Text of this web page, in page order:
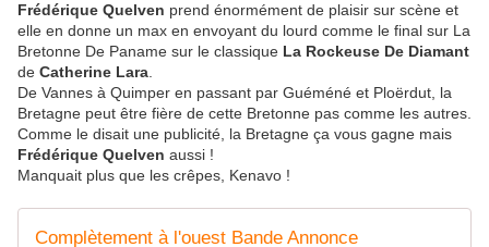
Frédérique Quelven prend énormément de plaisir sur scène et
elle en donne un max en envoyant du lourd comme le final sur La
Bretonne De Paname sur le classique La Rockeuse De Diamant
de Catherine Lara
De Vannes à Quimper en passant par Guéméné et Ploërdut, la
Bretagne peut être fière de cette Bretonne pas comme les autres.
Comme le disait une publicité, la Bretagne ça vous gagne mais
Frédérique Quelven aussi !
Manquait plus que les crêpes, Kenavo !
Complètement à l'ouest Bande Annonce